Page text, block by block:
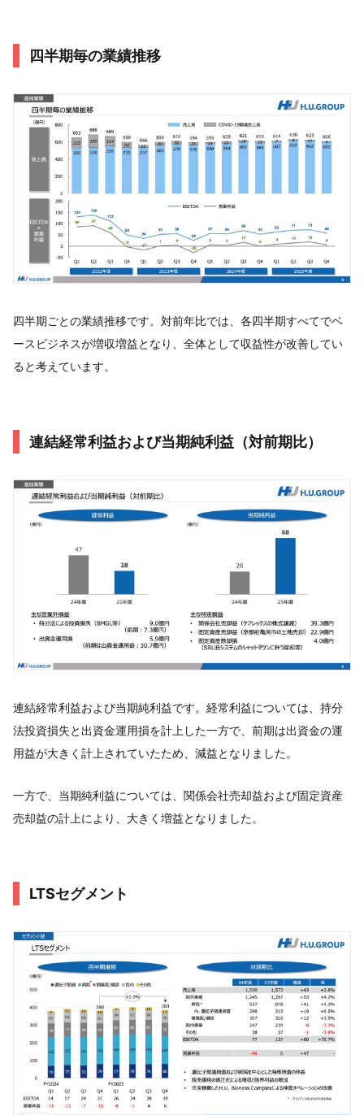
四半期毎の業績推移
四半期ごとの業績推移です。対前年比では、各四半期すべてでベ
ースビジネスが増収増益となり、全体として収益性が改善してい
ると考えています。
連結経常利益および当期純利益（対前期比）
連結経常利益および当期純利益です。経常利益については、持分
法投資損失と出資金運用損を計上した一方で、前期は出資金の運
用益が大きく計上されていたため、減益となりました。
一方で、当期純利益については、関係会社売却益および固定資産
売却益の計上により、大きく増益となりました。
LTSセグメント